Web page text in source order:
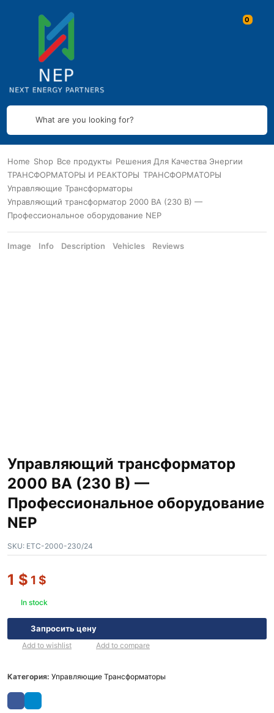
What are you looking for?
Home Shop Все продукты Решения Для Качества Энергии
ТРАНСФОРМАТОРЫ И РЕАКТОРЫ ТРАНСФОРМАТОРЫ
Управляющие Трансформаторы
Управляющий трансформатор 2000 ВА (230 В) —
Профессиональное оборудование NEP
Image Info Description Vehicles Reviews
Управляющий трансформатор
2000 ВА (230 В) —
Профессиональное оборудование
NEP
SKU: ETC-2000-230/24
1 $ 1 $
In stock
Запросить цену
Add to wishlist Add to compare
Категория: Управляющие Трансформаторы